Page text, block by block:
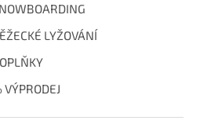
LYŽOVÁNÍ
VÝPRODEJ